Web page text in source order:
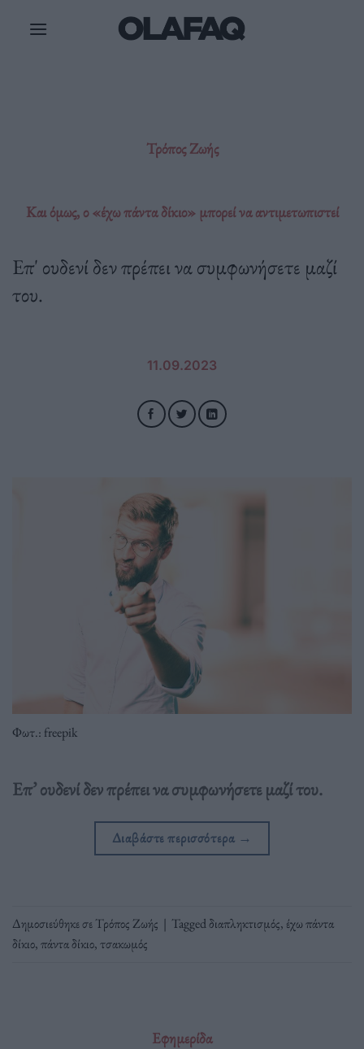
Τρόπος Ζωής
Και όμως, ο «έχω πάντα δίκιο» μπορεί να αντιμετωπιστεί
Επ' ουδενί δεν πρέπει να συμφωνήσετε μαζί
του.
11.09.2023
Φωτ.: freepik
Επ’ ουδενί δεν πρέπει να συμφωνήσετε μαζί του.
Διαβάστε περισσότερα →
Δημοσιεύθηκε σεΤρόπος Ζωής | Taggedδιαπληκτισμός, έχω πάντα
δίκιο,πάντα δίκιο,τσακωμός
Εφημερίδα